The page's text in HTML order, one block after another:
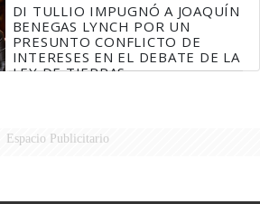
DI TULLIO IMPUGNÓ A JOAQUÍN
BENEGAS LYNCH POR UN
PRESUNTO CONFLICTO DE
INTERESES EN EL DEBATE DE LA
LEY DE TIERRAS
Espacio Publicitario